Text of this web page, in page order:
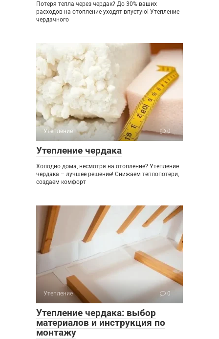
Потеря тепла через чердак? До 30% ваших
расходов на отопление уходят впустую! Утепление
чердачного
Утепление 0
Утепление чердака
Холодно дома, несмотря на отопление? Утепление
чердака – лучшее решение! Снижаем теплопотери,
создаем комфорт
Утепление 0
Утепление чердака: выбор
материалов и инструкция по
монтажу